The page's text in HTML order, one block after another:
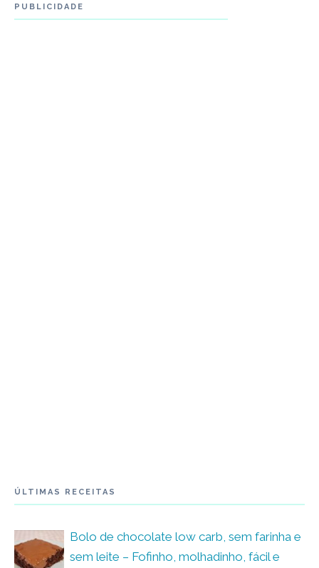
PUBLICIDADE
ÚLTIMAS RECEITAS
Bolo de chocolate low carb, sem farinha e
sem leite – Fofinho, molhadinho, fácil e